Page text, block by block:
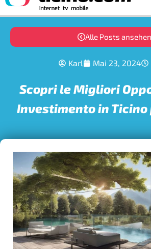
Alle Posts ansehen
Karl Mai 23, 2024
Scopri le Migliori
Investimento in Ticino